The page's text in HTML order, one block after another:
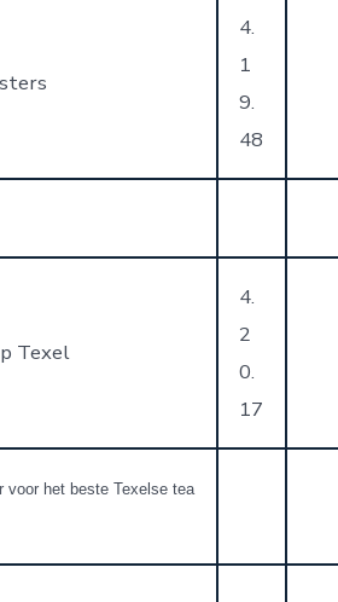
4.
1
9.
48
Texel
4.
2
0.
17
voor het beste Texelse tea